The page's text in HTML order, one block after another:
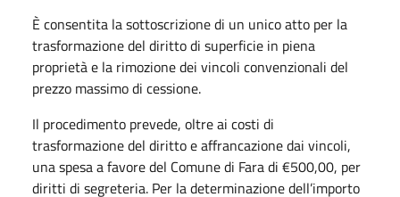
È consentita la sottoscrizione di un unico atto per la
trasformazione del diritto di superficie in piena
proprietà e la rimozione dei vincoli convenzionali del
prezzo massimo di cessione.
Il procedimento prevede, oltre ai costi di
trasformazione del diritto e affrancazione dai vincoli,
una spesa a favore del Comune di Fara di €500,00, per
diritti di segreteria. Per la determinazione dell’importo